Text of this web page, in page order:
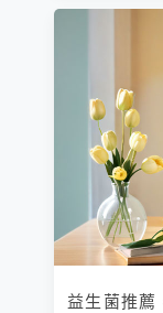
益生菌推薦